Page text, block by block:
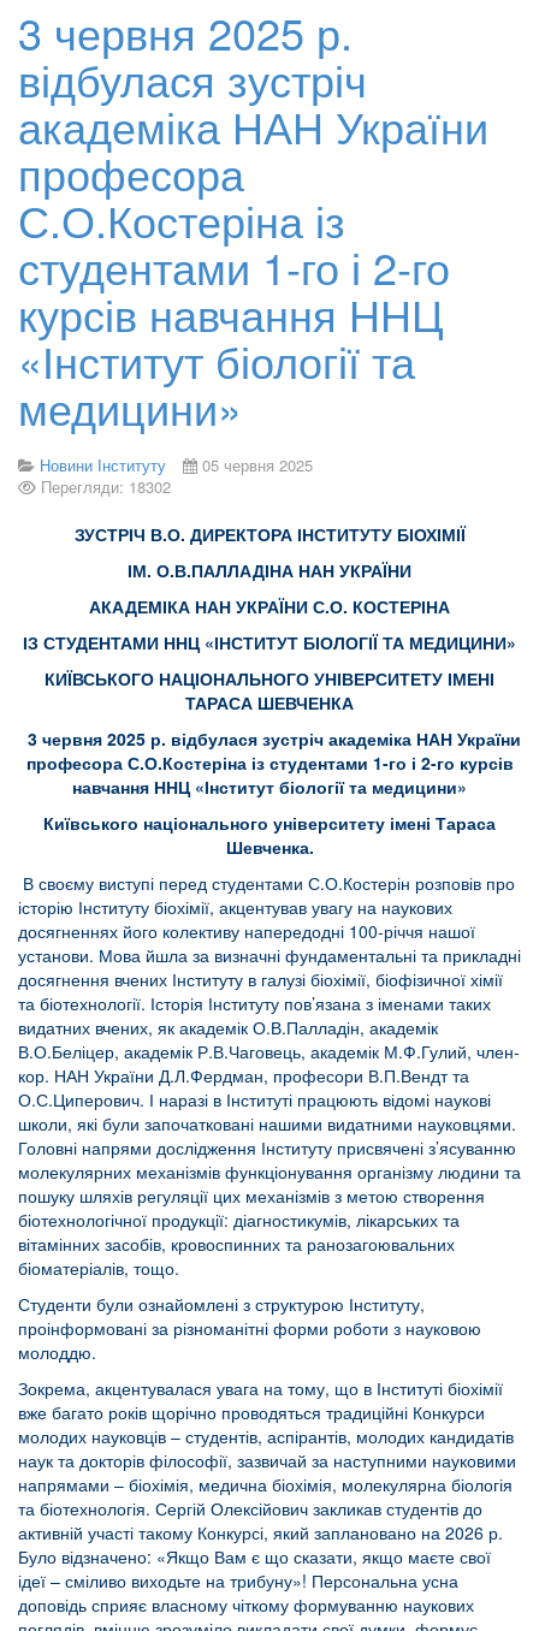
3 червня 2025 р.
відбулася зустріч
академіка НАН України
професора
С.О.Костеріна із
студентами 1-го і 2-го
курсів навчання ННЦ
«Інститут біології та
медицини»
Новини Інституту
05 червня 2025
Перегляди: 18302
ЗУСТРІЧ В.О. ДИРЕКТОРА ІНСТИТУТУ БІОХІМІЇ
ІМ. О.В.ПАЛЛАДІНА НАН УКРАЇНИ
АКАДЕМІКА НАН УКРАЇНИ С.О. КОСТЕРІНА
ІЗ СТУДЕНТАМИ ННЦ «ІНСТИТУТ БІОЛОГІЇ ТА МЕДИЦИНИ»
КИЇВСЬКОГО НАЦІОНАЛЬНОГО УНІВЕРСИТЕТУ ІМЕНІ
ТАРАСА ШЕВЧЕНКА
3 червня 2025 р. відбулася зустріч академіка НАН України
професора С.О.Костеріна із студентами 1-го і 2-го курсів
навчання ННЦ «Інститут біології та медицини»
Київського національного університету імені Тараса
Шевченка.
В своєму виступі перед студентами С.О.Костерін розповів про
історію Інституту біохімії, акцентував увагу на наукових
досягненнях його колективу напередодні 100-річчя нашої
установи. Мова йшла за визначні фундаментальні та прикладні
досягнення вчених Інституту в галузі біохімії, біофізичної хімії
та біотехнології. Історія Інституту пов’язана з іменами таких
видатних вчених, як академік О.В.Палладін, академік
В.О.Беліцер, академік Р.В.Чаговець, академік М.Ф.Гулий, член-
кор. НАН України Д.Л.Фердман, професори В.П.Вендт та
О.С.Циперович. І наразі в Інституті працюють відомі наукові
школи, які були започатковані нашими видатними науковцями.
Головні напрями дослідження Інституту присвячені з’ясуванню
молекулярних механізмів функціонування організму людини та
пошуку шляхів регуляції цих механізмів з метою створення
біотехнологічної продукції: діагностикумів, лікарських та
вітамінних засобів, кровоспинних та ранозагоювальних
біоматеріалів, тощо.
Студенти були ознайомлені з структурою Інституту,
проінформовані за різноманітні форми роботи з науковою
молоддю.
Зокрема, акцентувалася увага на тому, що в Інституті біохімії
вже багато років щорічно проводяться традиційні Конкурси
молодих науковців – студентів, аспірантів, молодих кандидатів
наук та докторів філософії, зазвичай за наступними науковими
напрямами – біохімія, медична біохімія, молекулярна біологія
та біотехнологія. Сергій Олексійович закликав студентів до
активній участі такому Конкурсі, який заплановано на 2026 р.
Було відзначено: «Якщо Вам є що сказати, якщо маєте свої
ідеї – сміливо виходьте на трибуну»! Персональна усна
доповідь сприяє власному чіткому формуванню наукових